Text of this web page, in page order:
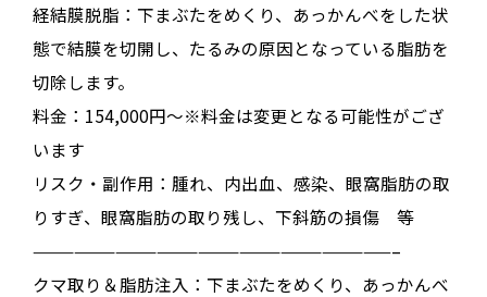
経結膜脱脂：下まぶたをめくり、あっかんべをした状
態で結膜を切開し、たるみの原因となっている脂肪を
切除します。
料金：154,000円～※料金は変更となる可能性がござ
います
リスク・副作用：腫れ、内出血、感染、眼窩脂肪の取
りすぎ、眼窩脂肪の取り残し、下斜筋の損傷 等
——————————————————————————–
クマ取り＆脂肪注入：下まぶたをめくり、あっかんべ